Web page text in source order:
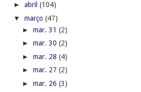
► abril (104)
▼ março (47)
► mar. 31 (2)
► mar. 30 (2)
► mar. 28 (4)
► mar. 27 (2)
► mar. 26 (3)